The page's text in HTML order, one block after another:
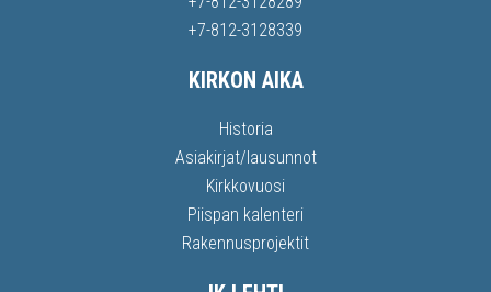
+7-812-3128339
KIRKON AIKA
Historia
Asiakirjat/lausunnot
Kirkkovuosi
Piispan kalenteri
Rakennusprojektit